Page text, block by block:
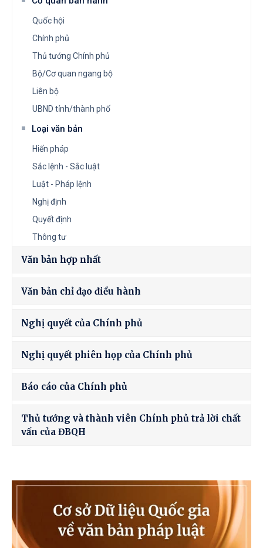
Quốc hội
Chính phủ
Thủ tướng Chính phủ
Bộ/Cơ quan ngang bộ
Liên bộ
UBND tỉnh/thành phố
Loại văn bản
Hiến pháp
Sắc lệnh - Sắc luật
Luật - Pháp lệnh
Nghị định
Quyết định
Thông tư
Văn bản hợp nhất
Văn bản chỉ đạo điều hành
Nghị quyết của Chính phủ
Nghị quyết phiên họp của Chính phủ
Báo cáo của Chính phủ
Thủ tướng và thành viên Chính phủ trả lời chất
vấn của ĐBQH